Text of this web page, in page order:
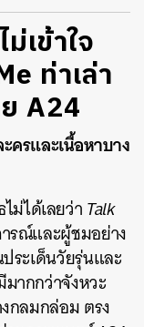
เข้าใจ
ท่าเล่า
A24
ครและเนื้อหาบาง
ม่ได้เลยว่าTalk
รณ์และผู้ชมอย่าง
ระเด็นวัยรุ่นและ
ากกว่าจังหวะ
กลมกล่อม ตรง